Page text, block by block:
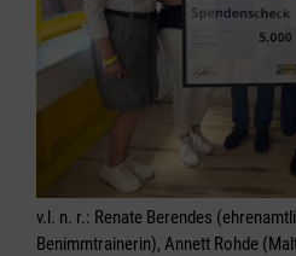
v.l. n. r.: Renate Berendes
Benimmtrainerin), Annett Rohde